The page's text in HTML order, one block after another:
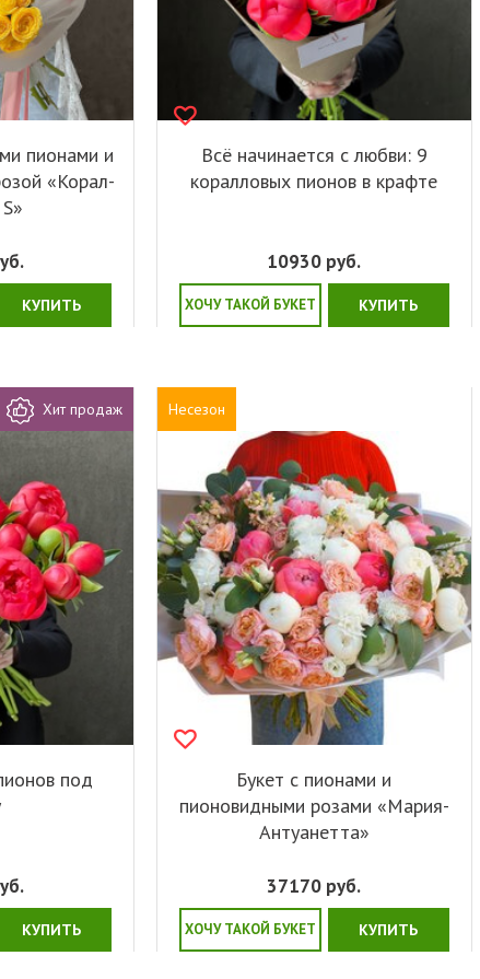
пионами и
«Корал-
КУПИТЬ
Всё начинается с любви: 9
коралловых пионов в крафте
10930 руб.
ХОЧУ ТАКОЙ БУКЕТ КУПИТЬ
Хит продаж
под
КУПИТЬ
Несезон
Букет с пионами и
пионовидными розами «Мария-
Антуанетта»
37170 руб.
ХОЧУ ТАКОЙ БУКЕТ КУПИТЬ